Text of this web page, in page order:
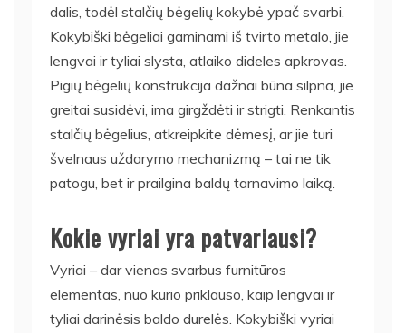
dalis, todėl stalčių bėgelių kokybė ypač svarbi.
Kokybiški bėgeliai gaminami iš tvirto metalo, jie
lengvai ir tyliai slysta, atlaiko dideles apkrovas.
Pigių bėgelių konstrukcija dažnai būna silpna, jie
greitai susidėvi, ima girgždėti ir strigti. Renkantis
stalčių bėgelius, atkreipkite dėmesį, ar jie turi
švelnaus uždarymo mechanizmą – tai ne tik
patogu, bet ir prailgina baldų tarnavimo laiką.
Kokie vyriai yra patvariausi?
Vyriai – dar vienas svarbus furnitūros
elementas, nuo kurio priklauso, kaip lengvai ir
tyliai darinėsis baldo durelės. Kokybiški vyriai